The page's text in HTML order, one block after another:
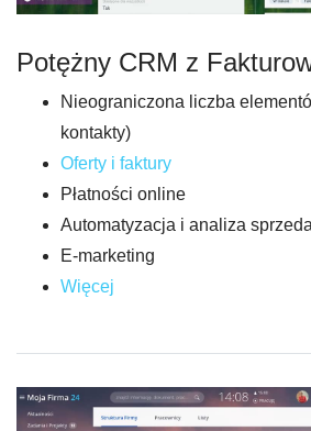
Potężny CRM z
Nieograniczona liczba
kontakty)
Oferty i faktury
Płatności online
Automatyzacja i analiza
E-marketing
Więcej